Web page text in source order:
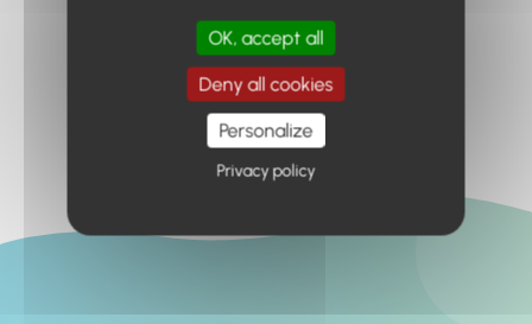
Retour à l'accueil
OK, accept all
Deny all cookies
Personalize
Privacy policy